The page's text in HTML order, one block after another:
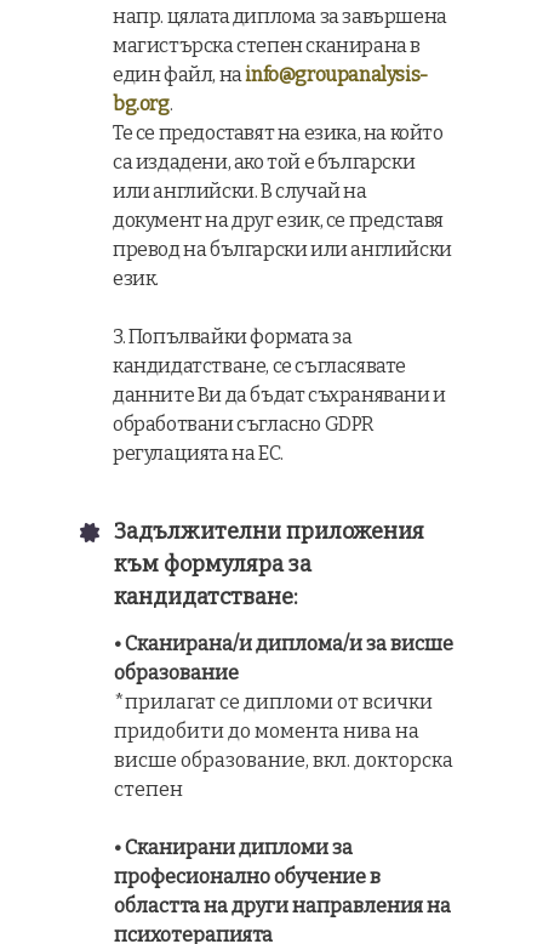
• Сканирана/и диплома/и за висше
образование
*прилагат се дипломи от всички
придобити до момента нива на
висше образование, вкл. докторска
степен
• Сканирани дипломи за
професионално обучение в
областта на други направления на
психотерапията
напр. цялата диплома за завършена
магистърска степен сканирана в
един файл, наinfo@groupanalysis-
bg.org.
Те се предоставят на езика, на който
са издадени, ако той е български
или английски. В случай на
документ на друг език, се представя
превод на български или английски
език.
3. Попълвайки формата за
кандидатстване, се съгласявате
данните Ви да бъдат съхранявани и
обработвани съгласно GDPR
регулацията на ЕС.
Задължителни приложения
към формуляра за
кандидатстване: